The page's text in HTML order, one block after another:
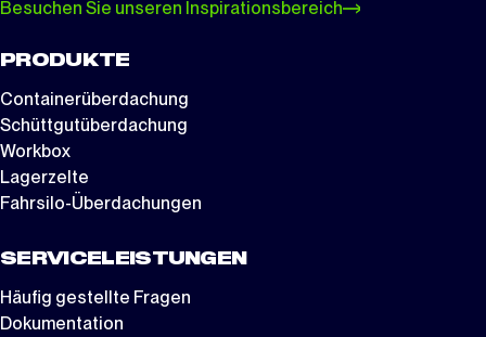
Besuchen Sie unseren Inspirationsbereich
PRODUKTE
Containerüberdachung
Schüttgutüberdachung
Workbox
Lagerzelte
Fahrsilo-Überdachungen
SERVICELEISTUNGEN
Häufig gestellte Fragen
Dokumentation